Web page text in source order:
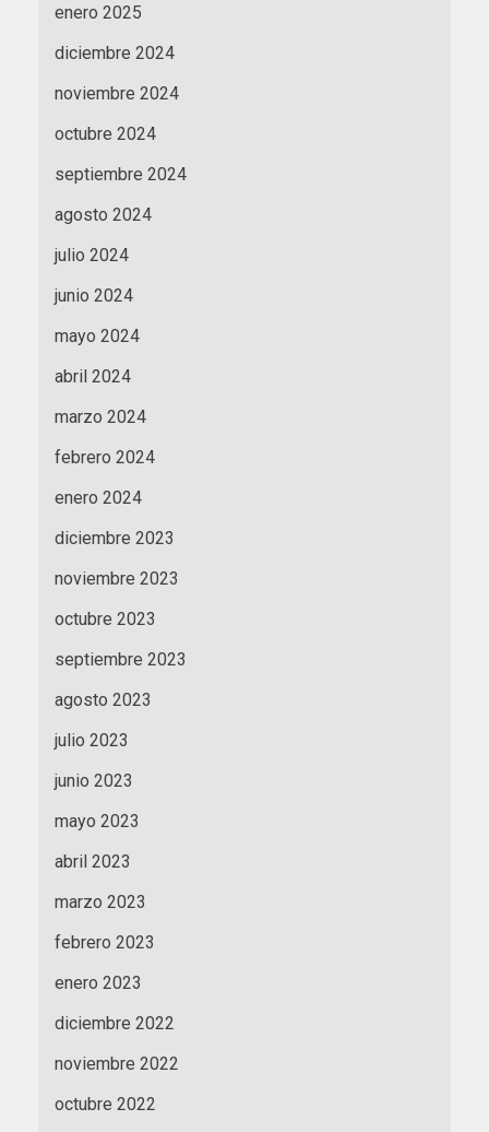
enero 2025
diciembre 2024
noviembre 2024
octubre 2024
septiembre 2024
agosto 2024
julio 2024
junio 2024
mayo 2024
abril 2024
marzo 2024
febrero 2024
enero 2024
diciembre 2023
noviembre 2023
octubre 2023
septiembre 2023
agosto 2023
julio 2023
junio 2023
mayo 2023
abril 2023
marzo 2023
febrero 2023
enero 2023
diciembre 2022
noviembre 2022
octubre 2022